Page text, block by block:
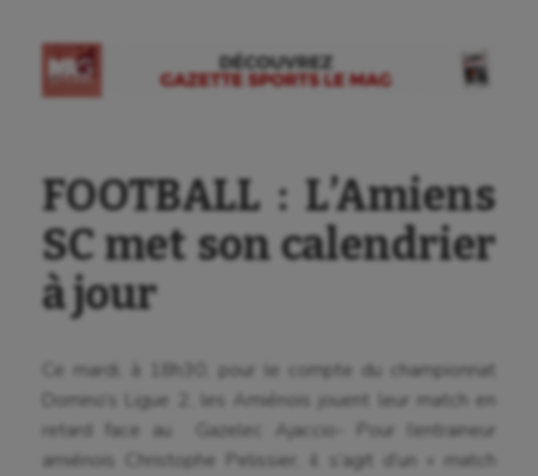
FOOTBALL : L’Amiens
SC met son calendrier
à jour
Ce mardi, à 18h30, pour le compte du championnat
Domino’s Ligue 2, les Amiénois jouent leur match en
retard face au Gazelec Ajaccio- Pour l’entraineur
amiénois Christophe Pelissier, il s’agit d’un « match